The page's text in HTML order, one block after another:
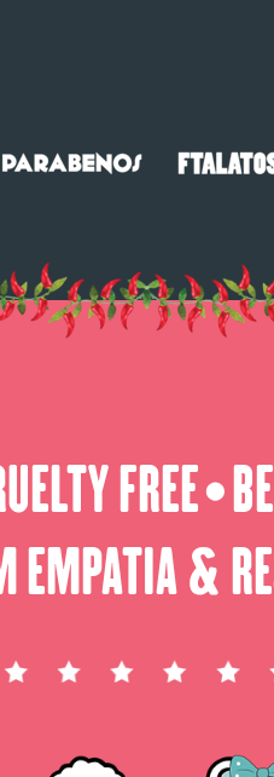
FREE ⬤
EMPATIA &